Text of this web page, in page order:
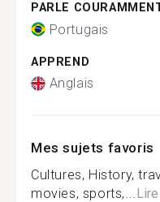
PARLE
Portugais
APPREND
Anglais
Mes sujets favoris
Cultures, History,
movies, sports,...